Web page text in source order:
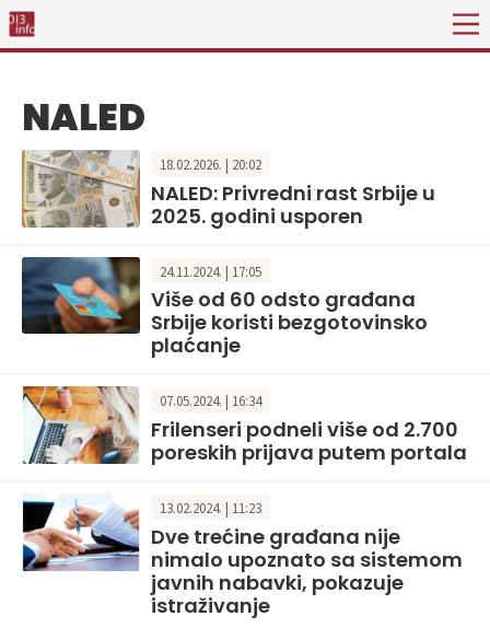
NALED
18.02.2026. | 20:02
NALED: Privredni rast Srbije u
2025. godini usporen
24.11.2024. | 17:05
Više od 60 odsto građana
Srbije koristi bezgotovinsko
plaćanje
07.05.2024. | 16:34
Frilenseri podneli više od 2.700
poreskih prijava putem portala
13.02.2024. | 11:23
Dve trećine građana nije
nimalo upoznato sa sistemom
javnih nabavki, pokazuje
istraživanje